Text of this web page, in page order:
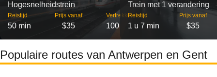
Hogesnelheidstrein
Reistijd
50 min
Prijs vanaf
$35
Vertrekken
100
Trein met 1 verandering
Reistijd
1 u 7 min
Prijs vanaf
$35
Populaire routes van Antwerpen en Gent